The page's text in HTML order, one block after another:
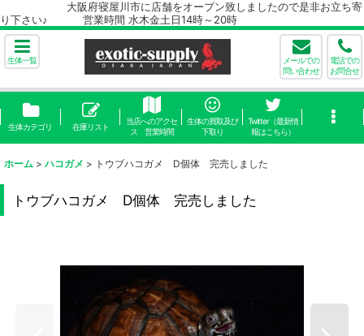
大阪府寝屋川市に店舗をオープン致しましたので是非お立ち寄
り下さい♪ 営業時間 水木金土日14時～20時
生体一覧
メールでの
問い合わせ
電話での
お問合せ
生体カテゴリ 在庫リスト
当店へのアクセ
ス 営業時間
生体の買取及び
下取り
Twitter（最新情
報はこちら）
ホーム > ハコガメ > トウブハコガメ D個体 完売しました
トウブハコガメ D個体 完売しました